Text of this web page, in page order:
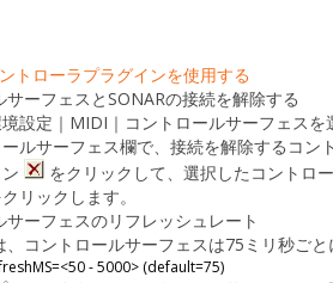
トローラプラグインを使用する
サーフェスとSONARの接続を解除する
設定｜MIDI｜コントロールサーフェスを
ルサーフェス欄で、接続を解除するコン
をクリックして、選択したコントロ
リックします。
サーフェスのリフレッシュレート
、コントロールサーフェスは75ミリ秒ご
- 5000> (default=75)